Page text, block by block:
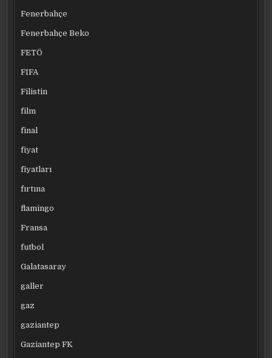
Fenerbahçe
Fenerbahçe Beko
FETÖ
FIFA
Filistin
film
final
fiyat
fiyatları
fırtına
flamingo
Fransa
futbol
Galatasaray
galler
gaz
gaziantep
Gaziantep FK